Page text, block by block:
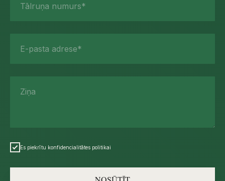
Tālruņa numurs*
E-pasta adrese*
Ziņa
Es piekrītu konfidencialitātes politikai